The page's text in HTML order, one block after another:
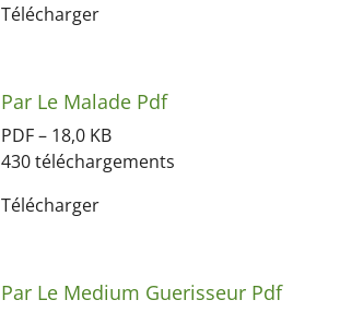
Télécharger
Par Le Malade Pdf
PDF – 18,0 KB
430 téléchargements
Télécharger
Par Le Medium Guerisseur Pdf